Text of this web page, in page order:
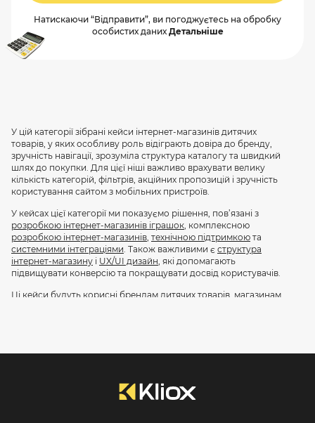
Натискаючи “Відправити”, ви погоджуєтесь на обробку
особистих даних Детальніше
У цій категорії зібрані кейси інтернет-магазинів дитячих
товарів, у яких особливу роль відіграють довіра до бренду,
зручність навігації, зрозуміла структура каталогу та швидкий
шлях до покупки. Для цієї ніші важливо врахувати велику
кількість категорій, фільтрів, акційних пропозицій і зручність
користування сайтом з мобільних пристроїв.
У кейсах цієї категорії ми показуємо рішення, пов’язані з
розробкою інтернет-магазинів іграшок, комплексною
розробкою інтернет-магазинів, технічною підтримкою та
системними інтеграціями. Також важливими є структура
інтернет-магазину і UX/UI дизайн, які допомагають
підвищувати конверсію та покращувати досвід користувачів.
Ці кейси будуть корисні брендам дитячих товарів, магазинам